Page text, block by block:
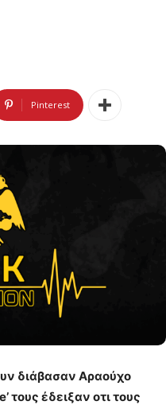
Pinterest
διάβασαν Αραούχο
τους έδειξαν οτι τους